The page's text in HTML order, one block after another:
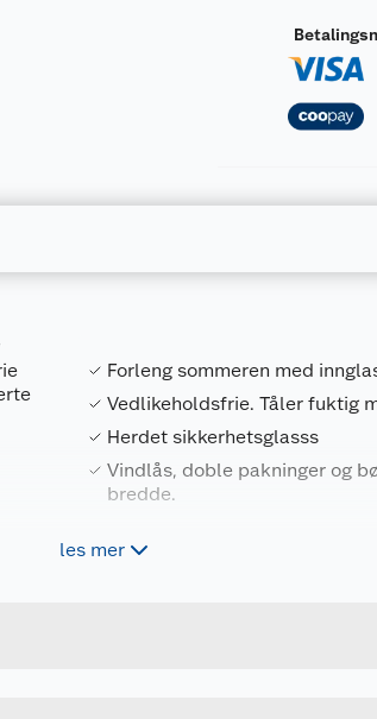
Forleng sommeren med
Vedlikeholdsfrie. Tåler fuktig
Herdet sikkerhetsglasss
Vindlås, doble pakninger og
bredde.
les merForpakningsmål